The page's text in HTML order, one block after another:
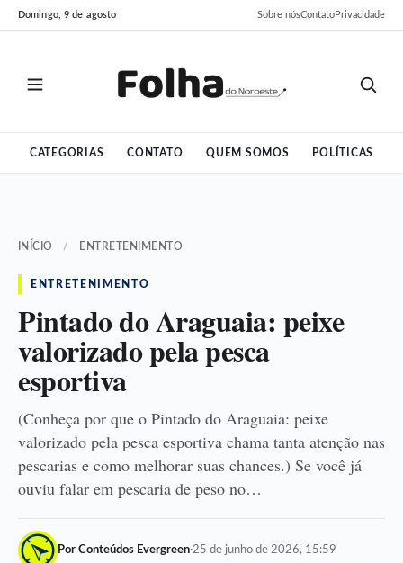
Pular
para
Pular
para
Domingo, 9 de agosto Sobre nósContatoPrivacidade
CATEGORIAS CONTATO QUEM SOMOS POLÍTICAS
INÍCIO / ENTRETENIMENTO
ENTRETENIMENTO
Pintado do Araguaia: peixe
valorizado pela pesca
esportiva
(Conheça por que o Pintado do Araguaia: peixe
valorizado pela pesca esportiva chama tanta atenção nas
pescarias e como melhorar suas chances.) Se você já
ouviu falar em pescaria de peso no…
Por Conteúdos Evergreen·25 de junho de 2026, 15:59